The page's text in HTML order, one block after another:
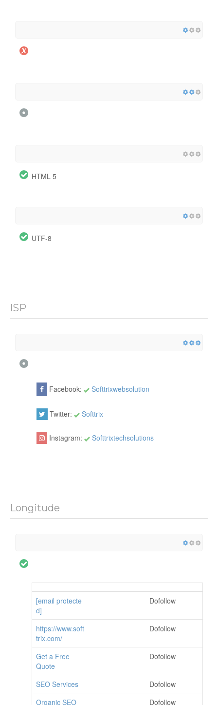
HTML 5
UTF-8
ISP
Facebook: Softtrixwebsolution
Twitter: Softtrix
Instagram: Softtrixtechsolutions
Longitude
[email protecte
d]
Dofollow
https://www.soft
trix.com/
Dofollow
Get a Free
Quote
Dofollow
SEO Services
Dofollow
Organic SEO
Dofollow